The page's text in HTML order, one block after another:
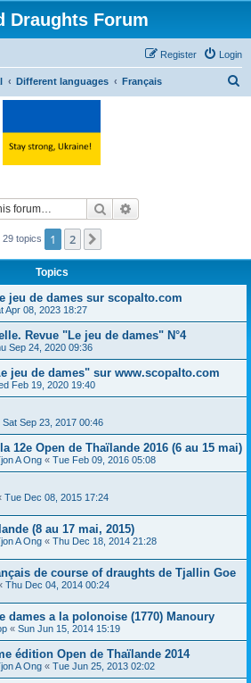
Draughts Forum
Login
Register
Different languages Français
Search
29 topics 1 2
Topics
jeu de dames sur scopalto.com
Apr 08, 2023 18:27
Revue "Le jeu de dames" N°4
Sep 24, 2020 09:36
jeu de dames" sur www.scopalto.com
Feb 19, 2020 19:40
Sat Sep 23, 2017 00:46
la 12e Open de Thaïlande 2016 (6 au 15 mai)
A Ong « Tue Feb 09, 2016 05:08
Tue Dec 08, 2015 17:24
(8 au 17 mai, 2015)
A Ong « Thu Dec 18, 2014 21:28
de course of draughts de Tjallin Goe
Thu Dec 04, 2014 00:24
dames a la polonoise (1770) Manoury
« Sun Jun 15, 2014 15:19
édition Open de Thaïlande 2014
A Ong « Tue Jun 25, 2013 02:02